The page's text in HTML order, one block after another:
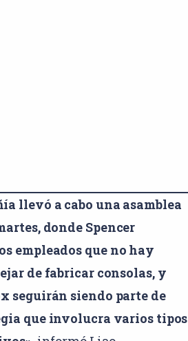
llevó a cabo una asamblea
donde Spencer
empleados que no hay
de fabricar consolas, y
seguirán siendo parte de
que involucra varios tipos